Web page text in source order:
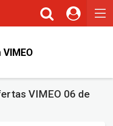
VIMEO 06 de